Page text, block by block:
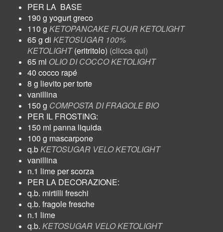
PER LA BASE
190 g yogurt greco
110 g KETOPANCAKE FLOUR KETOLIGHT
65 g di KETOSUGAR 100%
KETOLIGHT(eritritolo) (clicca qui)
65 ml OLIO DI COCCO KETOLIGHT
40 cocco rapé
8 g lievito per torte
vanillina
150 g COMPOSTA DI FRAGOLE BIO
PER IL FROSTING:
150 ml panna liquida
100 g mascarpone
q.bKETOSUGAR VELO KETOLIGHT
vanillina
n.1 lime per scorza
PER LA DECORAZIONE:
q.b. mirtilli freschi
q.b. fragole fresche
n.1 lime
q.b. KETOSUGAR VELO KETOLIGHT